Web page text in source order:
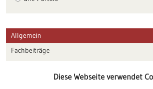
Allgemein
Fachbeiträge
VeranstaltungenDiese Webseite verwendet